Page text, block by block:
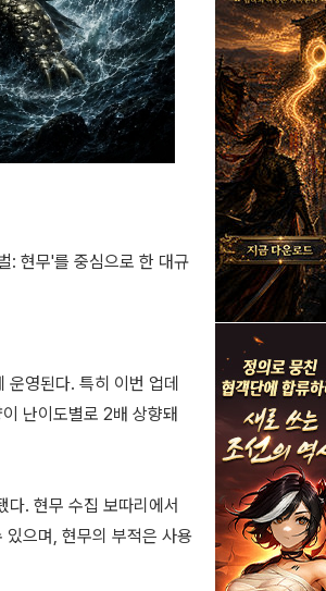
: 현무'를 중심으로 한 대규
영된다. 특히 이번 업데
난이도별로 2배 상향돼
다. 현무 수집 보따리에서
으며, 현무의 부적은 사용